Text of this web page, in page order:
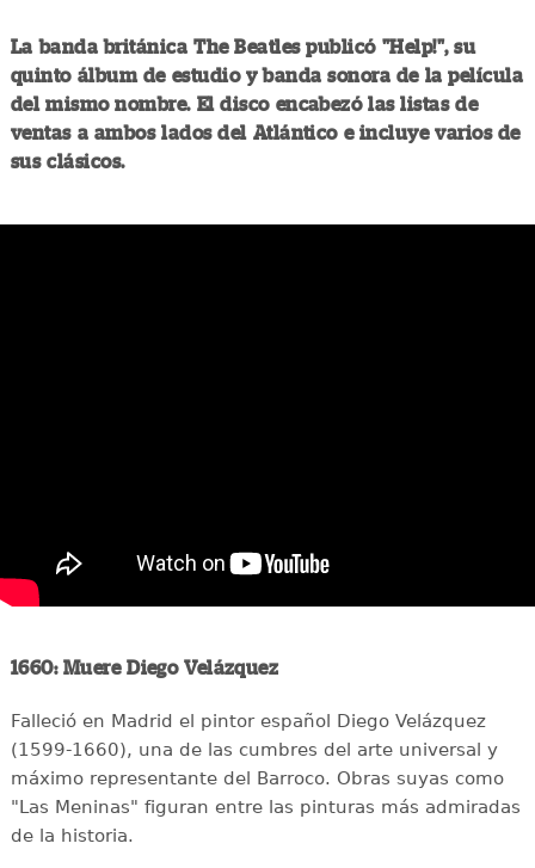
La banda británica The Beatles publicó "Help!", su
quinto álbum de estudio y banda sonora de la película
del mismo nombre. El disco encabezó las listas de
ventas a ambos lados del Atlántico e incluye varios de
sus clásicos.
1660: Muere Diego Velázquez
Falleció en Madrid el pintor español Diego Velázquez
(1599-1660), una de las cumbres del arte universal y
máximo representante del Barroco. Obras suyas como
"Las Meninas" figuran entre las pinturas más admiradas
de la historia.